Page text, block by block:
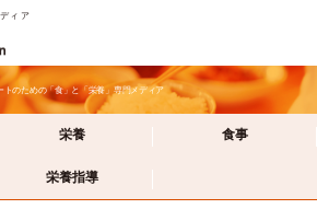
ィア
トのための「食」と「栄養」専門メディア
栄養 食事
栄養指導